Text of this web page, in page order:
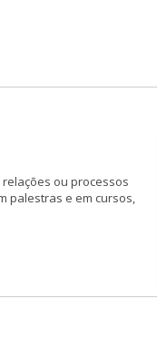
ou processos
palestras e em cursos,